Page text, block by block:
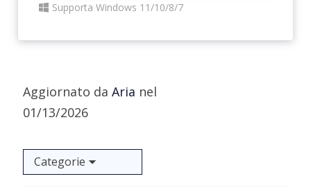
Supporta Windows 11/10/8/7
Aggiornato daAria nel
01/13/2026
Categorie